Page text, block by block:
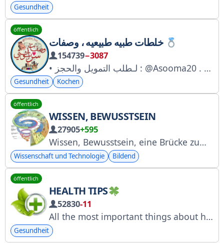
Gesundheit
öffentlich
خلطات طبيه طبيعيه ، وصفات
154739−3087
• لـطلب التمويل والحجز : @Asooma20 . • 7 قنوات للاعـلانات والتمويل √ @uv_49 .
Gesundheit Kochen
öffentlich
WISSEN, BEWUSSTSEIN
27905+595
Wissen, Bewusstsein, eine Brücke zum Wissen, verbunden mit der Website www.daneshagahi.com für öffentliche Aktivitäten: https://buymeacoffee.com/soroushsarabi
Wissenschaft und Technologie Bildend
öffentlich
HEALTH TIPS
52830-11
All the most important things about health are only here. Dr. Richard Williams
Gesundheit